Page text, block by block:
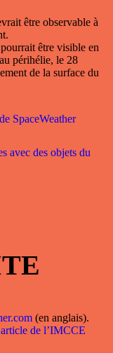
être observable à
pourrait être visible en
périhélie, le 28
de la surface du
SpaceWeather
avec des objets du
(en anglais).
de l’IMCCE